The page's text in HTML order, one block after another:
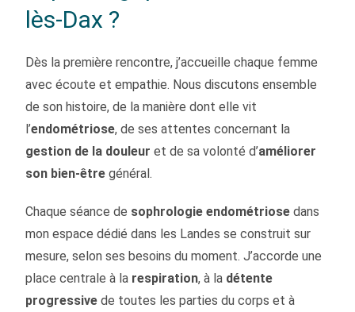
lès-Dax ?
Dès la première rencontre, j’accueille chaque femme
avec écoute et empathie. Nous discutons ensemble
de son histoire, de la manière dont elle vit
l’endométriose, de ses attentes concernant la
gestion de la douleuret de sa volonté d’améliorer
son bien-être général.
Chaque séance de sophrologie endométriose dans
mon espace dédié dans les Landes se construit sur
mesure, selon ses besoins du moment. J’accorde une
place centrale à la respiration, à la détente
progressive de toutes les parties du corps et à